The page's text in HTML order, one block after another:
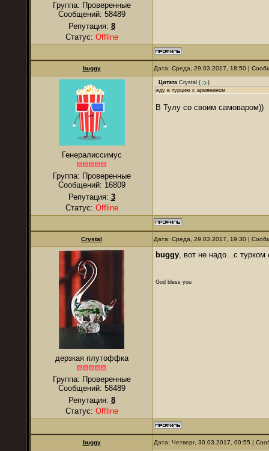
Группа: Проверенные
Сообщений: 58489
Репутация: 8
Статус: Offline
buggy Дата: Среда, 29.03.2017, 18:50 |
Генералиссимус
Группа: Проверенные
Сообщений: 16809
Репутация: 3
Статус: Offline
Цитата Crystal (
)
еду в турцию с армянином
В Тулу со своим самоваром))
Crystal Дата: Среда, 29.03.2017, 19:30 |
дерзкая плутоффка
Группа: Проверенные
Сообщений: 58489
Репутация: 8
Статус: Offline
buggy, вот не надо...с
God bless you
buggy Дата: Четверг, 30.03.2017, 00:55 |